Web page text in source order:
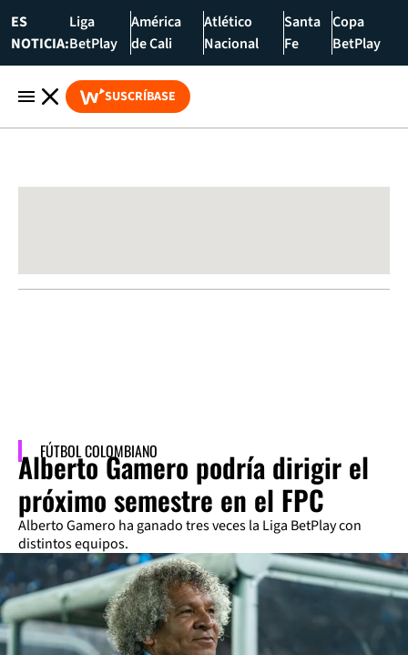
ES
NOTICIA:
Liga
BetPlay
América
de Cali
Atlético
Nacional
Santa
Fe
Copa
BetPlay
SUSCRÍBASE
FÚTBOL COLOMBIANO
Alberto Gamero podría dirigir el
próximo semestre en el FPC
Alberto Gamero ha ganado tres veces la Liga BetPlay con
distintos equipos.